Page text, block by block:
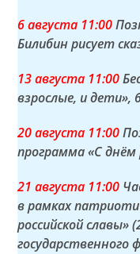
6 августа 11:00
Билибин рисует
13 августа 11:00
взрослые, и дети»,
20 августа 11:00
программа «С
21 августа 11:00
в рамках
российской славы»
государственного